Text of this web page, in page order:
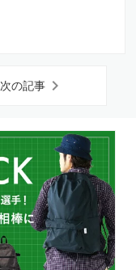
次の記事chevron_right